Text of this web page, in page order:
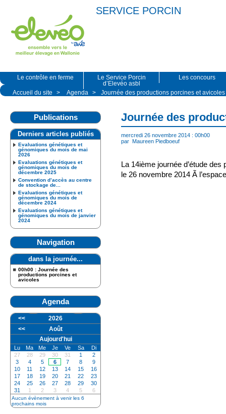
SERVICE PORCIN
Le contrôle en ferme
Le Service Porcin
d’Elevéo asbl
Les concours
Accueil du site > Agenda > Journée des productions porcines et avicoles
Journée des
mercredi 26 novembre 2014 : 00h00
par Maureen Piedboeuf
La 14ième journée d’étude
le 26 novembre 2014 Ã
Publications
Derniers articles publiés
Evaluations génétiques et
génomiques du mois de mai
2026
Evaluations génétiques et
génomiques du mois de
décembre 2025
Convention d’accès au centre
de stockage de...
Evaluations génétiques et
génomiques du mois de
décembre 2024
Evaluations génétiques et
génomiques du mois de janvier
2024
Navigation
dans la journée...
00h00 : Journée des
productions porcines et
avicoles
Agenda
<<
2026
<<
Août
Aujourd'hui
Lu Ma Me Je Ve Sa
Di
27
28 29 30 31 1
2
3
4 5 6 7 8
9
10
11 12 13 14 15
16
17
18 19 20 21 22
23
24
25 26 27 28 29
30
31
1 2 3 4 5 6
Aucun évènement à venir les 6
prochains mois